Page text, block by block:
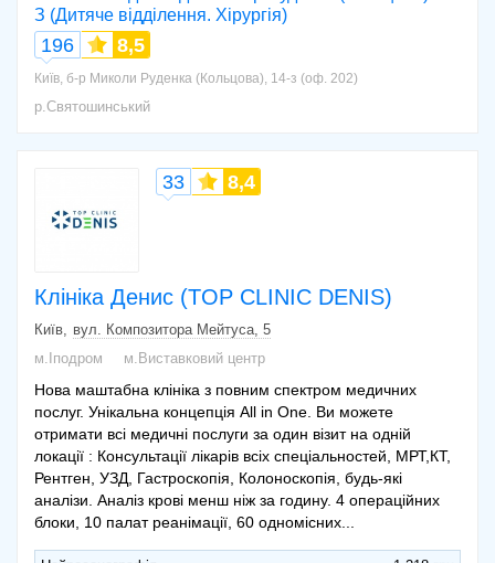
З (Дитяче відділення. Хірургія)
196 8,5
Київ, б-р Миколи Руденка (Кольцова), 14-з (оф. 202)
р.Святошинський
Клініка Денис (TOP CLINIC DENIS)
33 8,4
Київ
вул. Композитора Мейтуса, 5
м.Іподром
м.Виставковий центр
Нова маштабна клініка з повним спектром медичних
послуг. Унікальна концепція All in Onе. Ви можете
отримати всі медичні послуги за один візит на одній
локації : Консультації лікарів всіх спеціальностей, МРТ,КТ,
Рентген, УЗД, Гастроскопія, Колоноскопія, будь-які
аналізи. Аналіз крові менш ніж за годину. 4 операційних
блоки, 10 палат реанімації, 60 одномісних...